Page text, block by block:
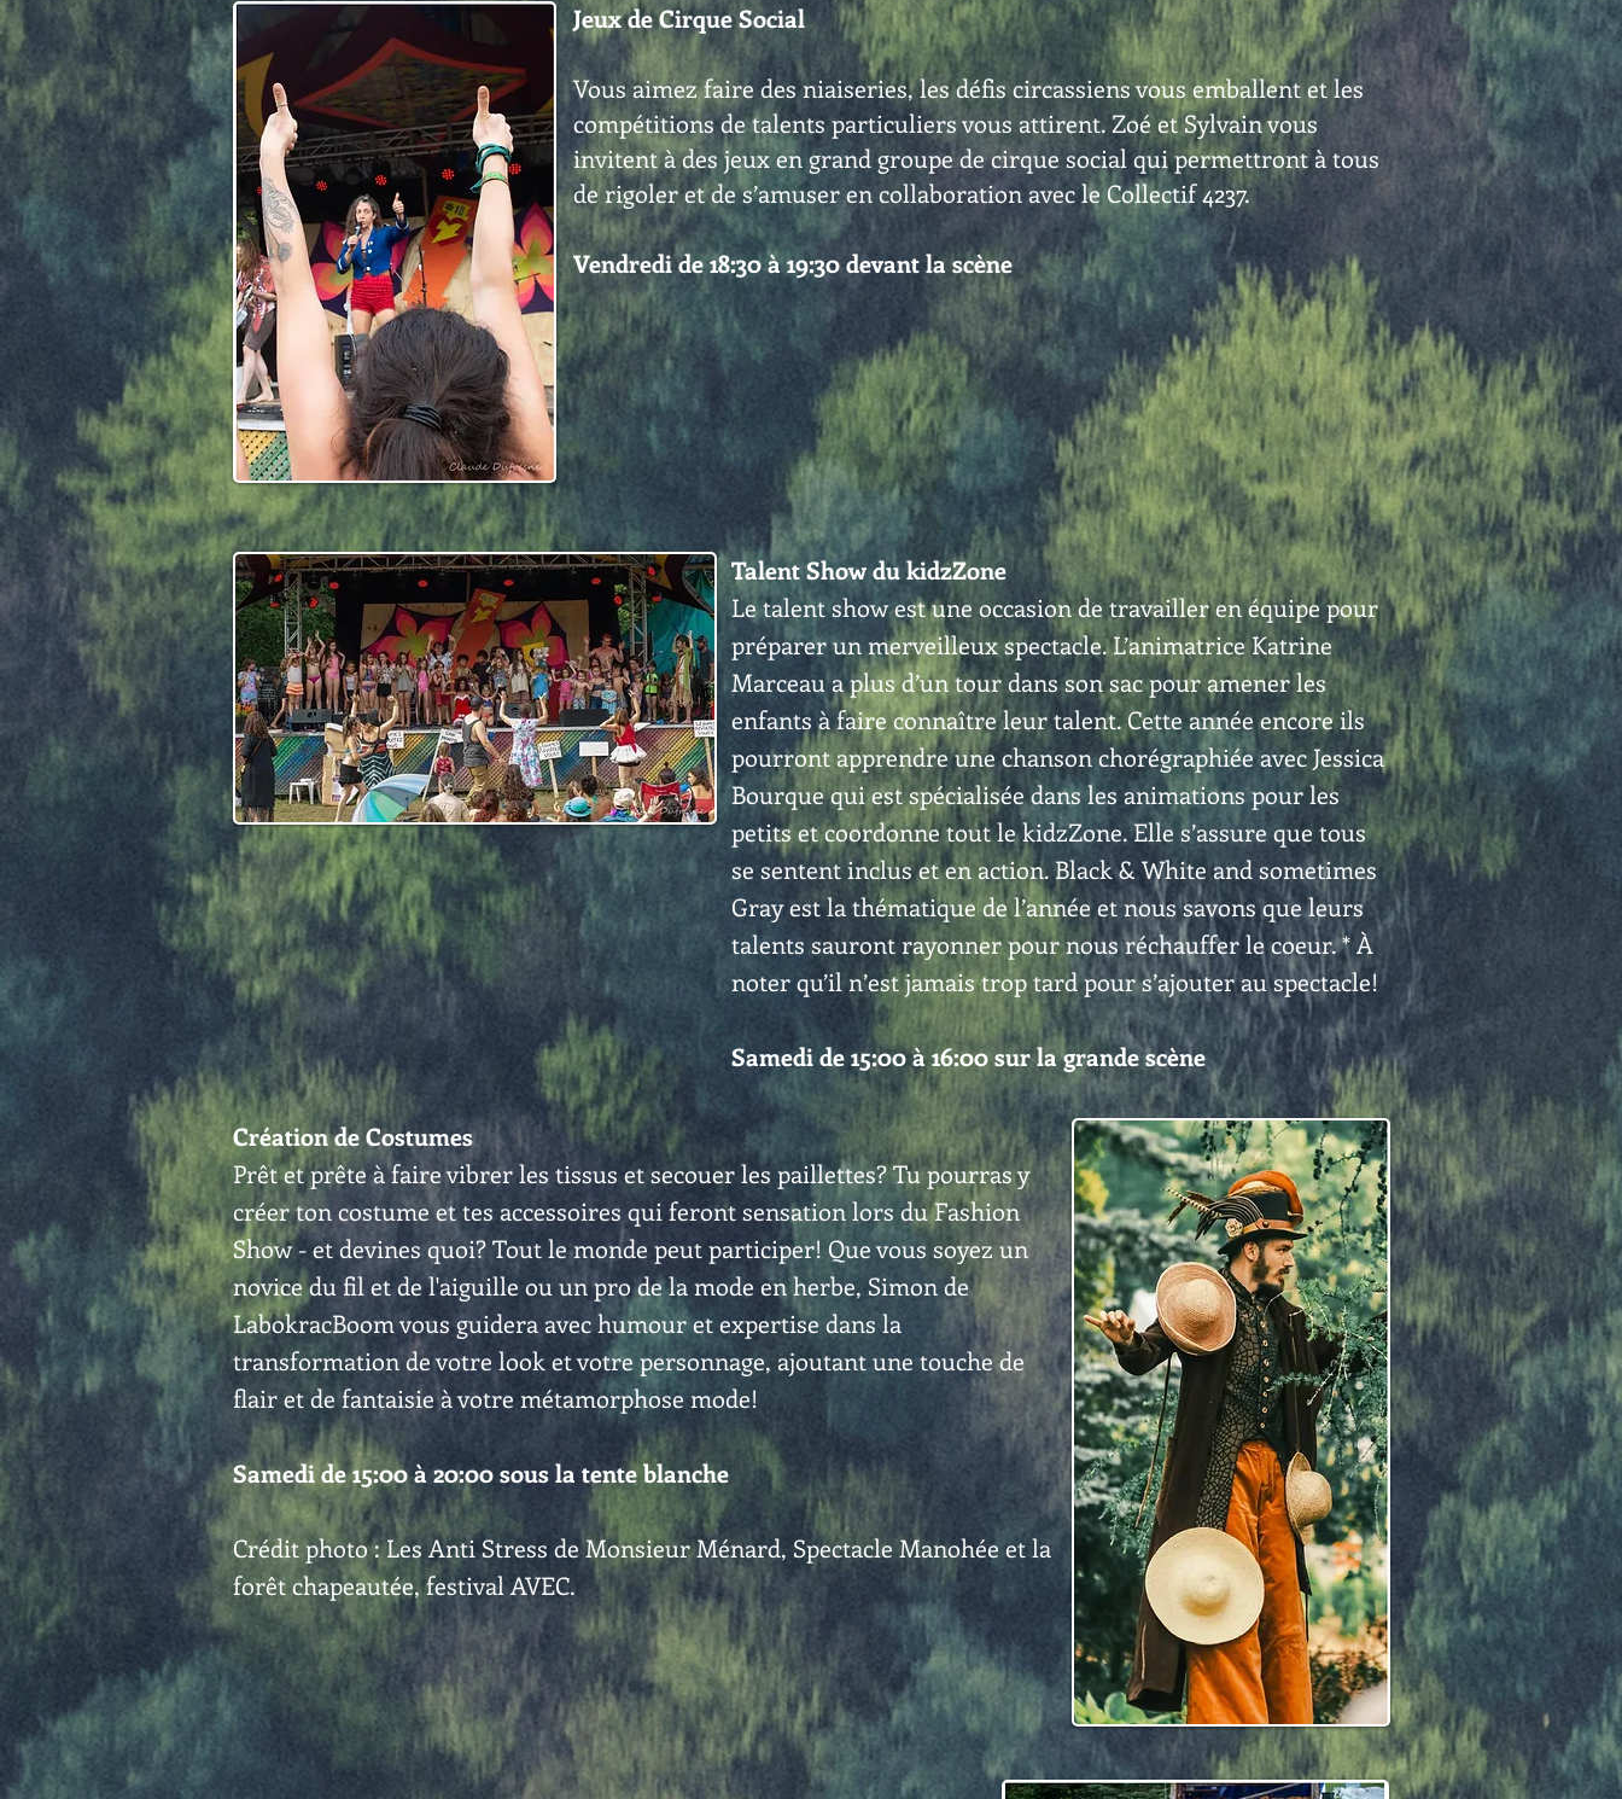
Jeux de Cirque Social
Vous aimez faire des niaiseries, les défis circassiens vous emballent et les
compétitions de talents particuliers vous attirent. Zoé et Sylvain vous
invitent à des jeux en grand groupe de cirque social qui permettront à tous
de rigoler et de s’amuser en collaboration avec le Collectif 4237.
Vendredi de 18:30 à 19:30 devant la scène
Talent Show du kidzZone
Le talent show est une occasion de travailler en équipe pour
préparer un merveilleux spectacle. L’animatrice Katrine
Marceau a plus d’un tour dans son sac pour amener les
enfants à faire connaître leur talent. Cette année encore ils
pourront apprendre une chanson chorégraphiée avec Jessica
Bourque qui est spécialisée dans les animations pour les
petits et coordonne tout le kidzZone. Elle s’assure que tous
se sentent inclus et en action. Black & White and sometimes
Gray est la thématique de l’année et nous savons que leurs
talents sauront rayonner pour nous réchauffer le coeur. * À
noter qu’il n’est jamais trop tard pour s’ajouter au spectacle!
Samedi de 15:00 à 16:00 sur la grande scène
Création de Costumes
Prêt et prête à faire vibrer les tissus et secouer les paillettes? Tu pourras y
créer ton costume et tes accessoires qui feront sensation lors du Fashion
Show - et devines quoi? Tout le monde peut participer! Que vous soyez un
novice du fil et de l'aiguille ou un pro de la mode en herbe, Simon de
LabokracBoom vous guidera avec humour et expertise dans la
transformation de votre look et votre personnage, ajoutant une touche de
flair et de fantaisie à votre métamorphose mode!
Samedi de 15:00 à 20:00 sous la tente blanche
Crédit photo : Les Anti Stress de Monsieur Ménard, Spectacle Manohée et la
forêt chapeautée, festival AVEC.